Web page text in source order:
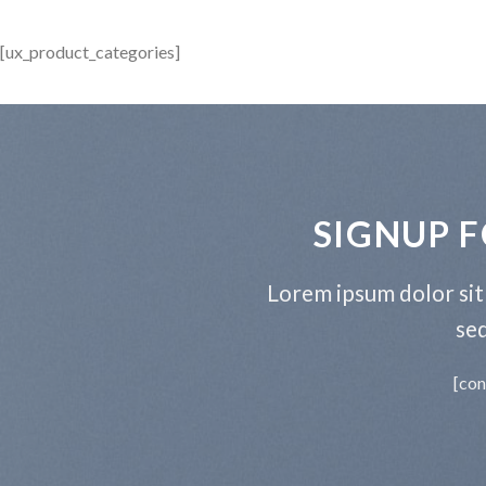
[ux_product_categories]
SIGNUP
Lorem ipsum dolor